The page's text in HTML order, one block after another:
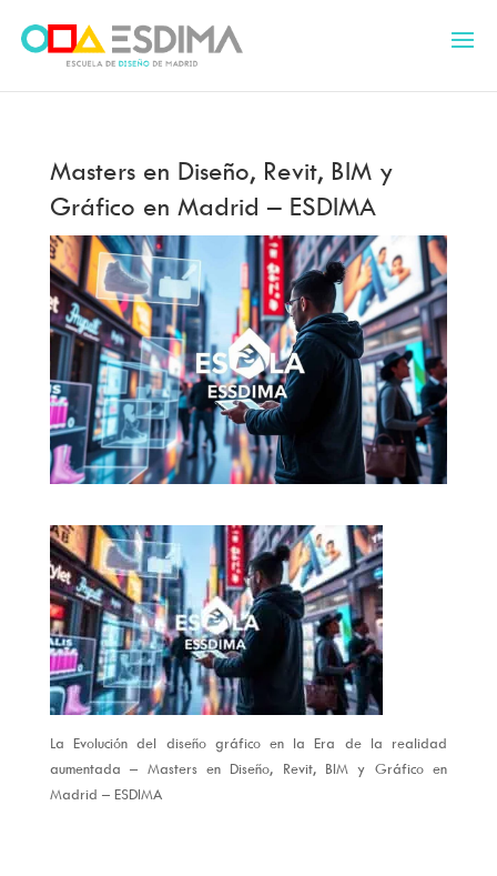
Masters en Diseño, Revit, BIM y
Gráfico en Madrid – ESDIMA
La Evolución del diseño gráfico en la Era de la realidad
aumentada – Masters en Diseño, Revit, BIM y Gráfico en
Madrid – ESDIMA